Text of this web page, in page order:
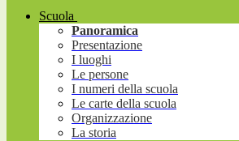
Scuola
Panoramica
Presentazione
I luoghi
Le persone
I numeri della scuola
Le carte della scuola
Organizzazione
La storia